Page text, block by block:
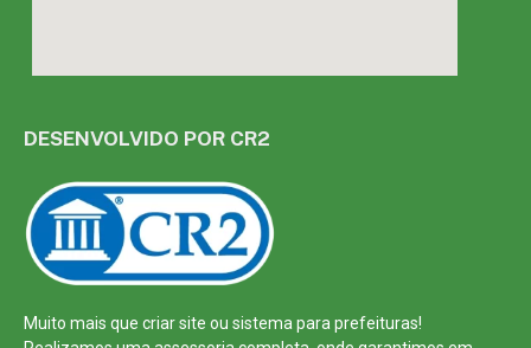
DESENVOLVIDO POR CR2
Muito mais que criar site ou sistema para prefeituras!